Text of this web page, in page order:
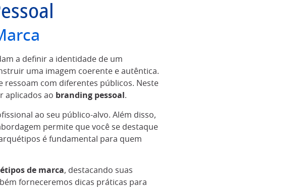
a definir a identidade de um
uma imagem coerente e autêntica.
com diferentes públicos. Neste
aplicados ao branding pessoal .
ao seu público-alvo. Além disso,
permite que você se destaque
é fundamental para quem
de marca, destacando suas
forneceremos dicas práticas para